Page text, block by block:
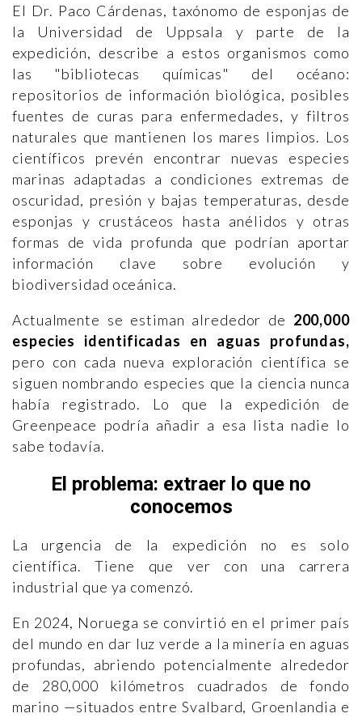
El Dr. Paco Cárdenas, taxónomo de esponjas de
la Universidad de Uppsala y parte de la
expedición, describe a estos organismos como
las "bibliotecas químicas" del océano:
repositorios de información biológica, posibles
fuentes de curas para enfermedades, y filtros
naturales que mantienen los mares limpios. Los
científicos prevén encontrar nuevas especies
marinas adaptadas a condiciones extremas de
oscuridad, presión y bajas temperaturas, desde
esponjas y crustáceos hasta anélidos y otras
formas de vida profunda que podrían aportar
información clave sobre evolución y
biodiversidad oceánica.
Actualmente se estiman alrededor de 200,000
especies identificadas en aguas profundas,
pero con cada nueva exploración científica se
siguen nombrando especies que la ciencia nunca
había registrado. Lo que la expedición de
Greenpeace podría añadir a esa lista nadie lo
sabe todavía.
El problema: extraer lo que no
conocemos
La urgencia de la expedición no es solo
científica. Tiene que ver con una carrera
industrial que ya comenzó.
En 2024, Noruega se convirtió en el primer país
del mundo en dar luz verde a la minería en aguas
profundas, abriendo potencialmente alrededor
de 280,000 kilómetros cuadrados de fondo
marino —situados entre Svalbard, Groenlandia e